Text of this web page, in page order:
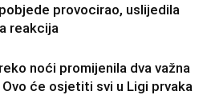
provocirao, uslijedila
reakcija
noći promijenila dva važna
Ovo će osjetiti svi u Ligi prvaka